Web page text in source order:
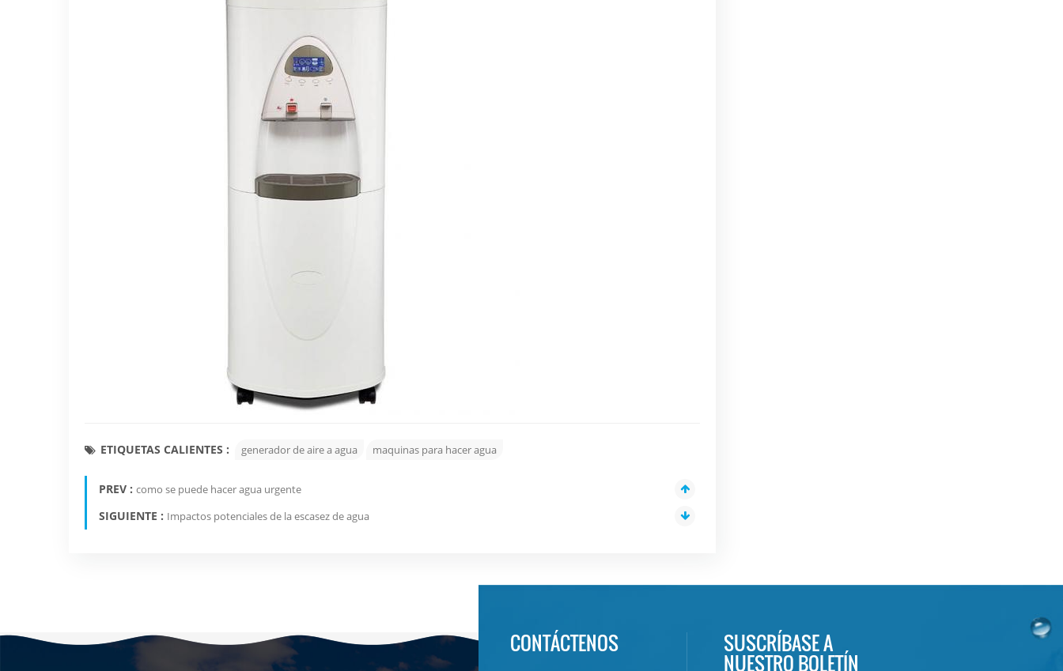
ETIQUETAS CALIENTES : generador de aire a agua maquinas para hacer agua
PREV : como se puede hacer agua urgente
SIGUIENTE : Impactos potenciales de la escasez de agua
CONTÁCTENOS SUSCRÍBASE A
NUESTRO BOLETÍN